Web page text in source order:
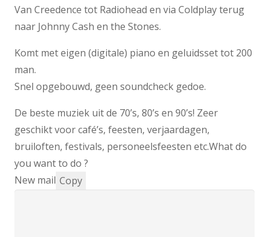
Van Creedence tot Radiohead en via Coldplay terug
naar Johnny Cash en the Stones.
Komt met eigen (digitale) piano en geluidsset tot 200
man.
Snel opgebouwd, geen soundcheck gedoe.
De beste muziek uit de 70’s, 80’s en 90’s! Zeer
geschikt voor café’s, feesten, verjaardagen,
bruiloften, festivals, personeelsfeesten etc.What do
you want to do ?
New mail Copy